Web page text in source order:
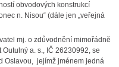
obvodových konstrukcí
n. Nisou“ (dále jen „veřejná
mj. o zdůvodnění mimořádně
a. s., IČ 26230992, se
Oslavou, jejímž jménem jedná